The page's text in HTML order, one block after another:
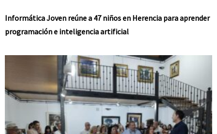
Informática Joven reúne a 47 niños en Herencia para aprender
programación e inteligencia artificial